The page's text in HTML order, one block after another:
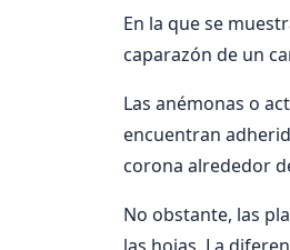
En la que se
caparazón de un
Las anémonas o
encuentran
corona alrededor
No obstante, las